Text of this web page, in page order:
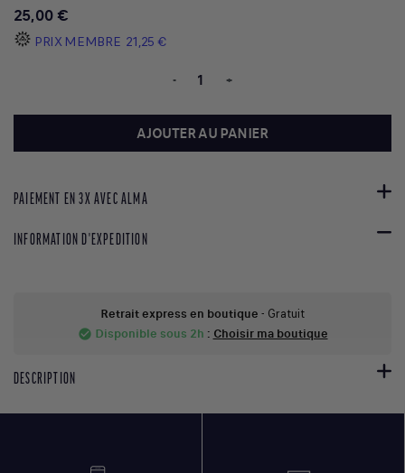
25,00 €
PRIX MEMBRE 21,25 €
- +
AJOUTER AU PANIER
PAIEMENT EN 3X AVEC ALMA
INFORMATION D'EXPEDITION
Retrait express en boutique - Gratuit
check_circle Disponible sous 2h : Choisir ma boutique
DESCRIPTION